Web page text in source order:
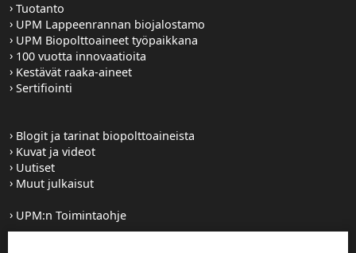
Tuotanto
UPM Lappeenrannan biojalostamo
UPM Biopolttoaineet työpaikkana
100 vuotta innovaatioita
Kestävät raaka-aineet
Sertifiointi
Blogit ja tarinat biopolttoaineista
Kuvat ja videot
Uutiset
Muut julkaisut
UPM:n Toimintaohje